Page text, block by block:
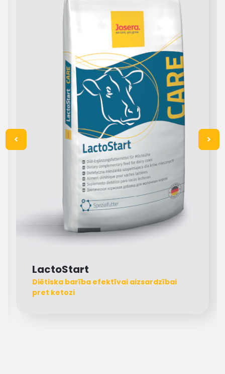
LactoStart
Diētiska barība efektīvai aizsardzībai
pret ketozi